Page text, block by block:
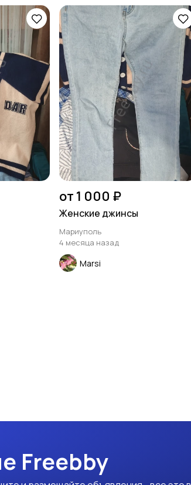
от 1 000 ₽
Женские джинсы
Мариуполь
4 месяца назад
Marsi
Freebby